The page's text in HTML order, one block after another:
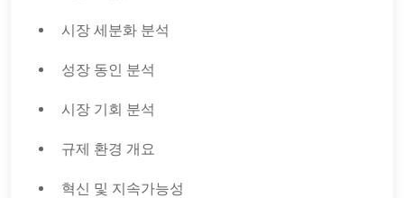
시장 세분화 분석
성장 동인 분석
시장 기회 분석
규제 환경 개요
혁신 및 지속가능성